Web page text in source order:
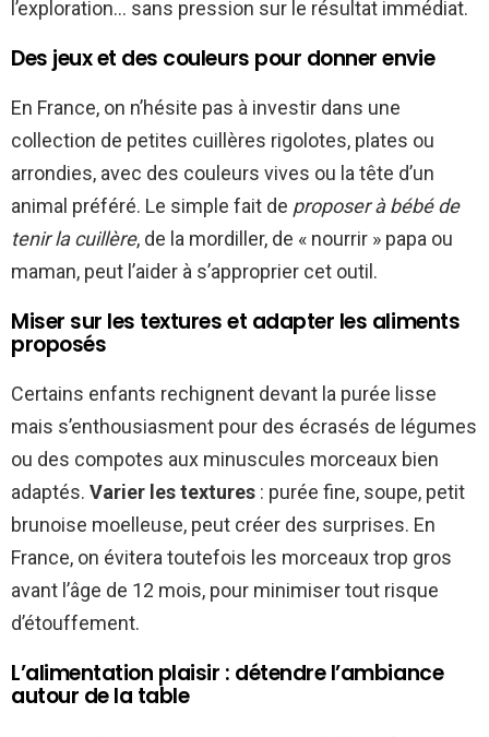
l’exploration… sans pression sur le résultat immédiat.
Des jeux et des couleurs pour donner envie
En France, on n’hésite pas à investir dans une
collection de petites cuillères rigolotes, plates ou
arrondies, avec des couleurs vives ou la tête d’un
animal préféré. Le simple fait de proposer à bébé de
tenir la cuillère, de la mordiller, de « nourrir » papa ou
maman, peut l’aider à s’approprier cet outil.
Miser sur les textures et adapter les aliments
proposés
Certains enfants rechignent devant la purée lisse
mais s’enthousiasment pour des écrasés de légumes
ou des compotes aux minuscules morceaux bien
adaptés. Varier les textures : purée fine, soupe, petit
brunoise moelleuse, peut créer des surprises. En
France, on évitera toutefois les morceaux trop gros
avant l’âge de 12 mois, pour minimiser tout risque
d’étouffement.
L’alimentation plaisir : détendre l’ambiance
autour de la table